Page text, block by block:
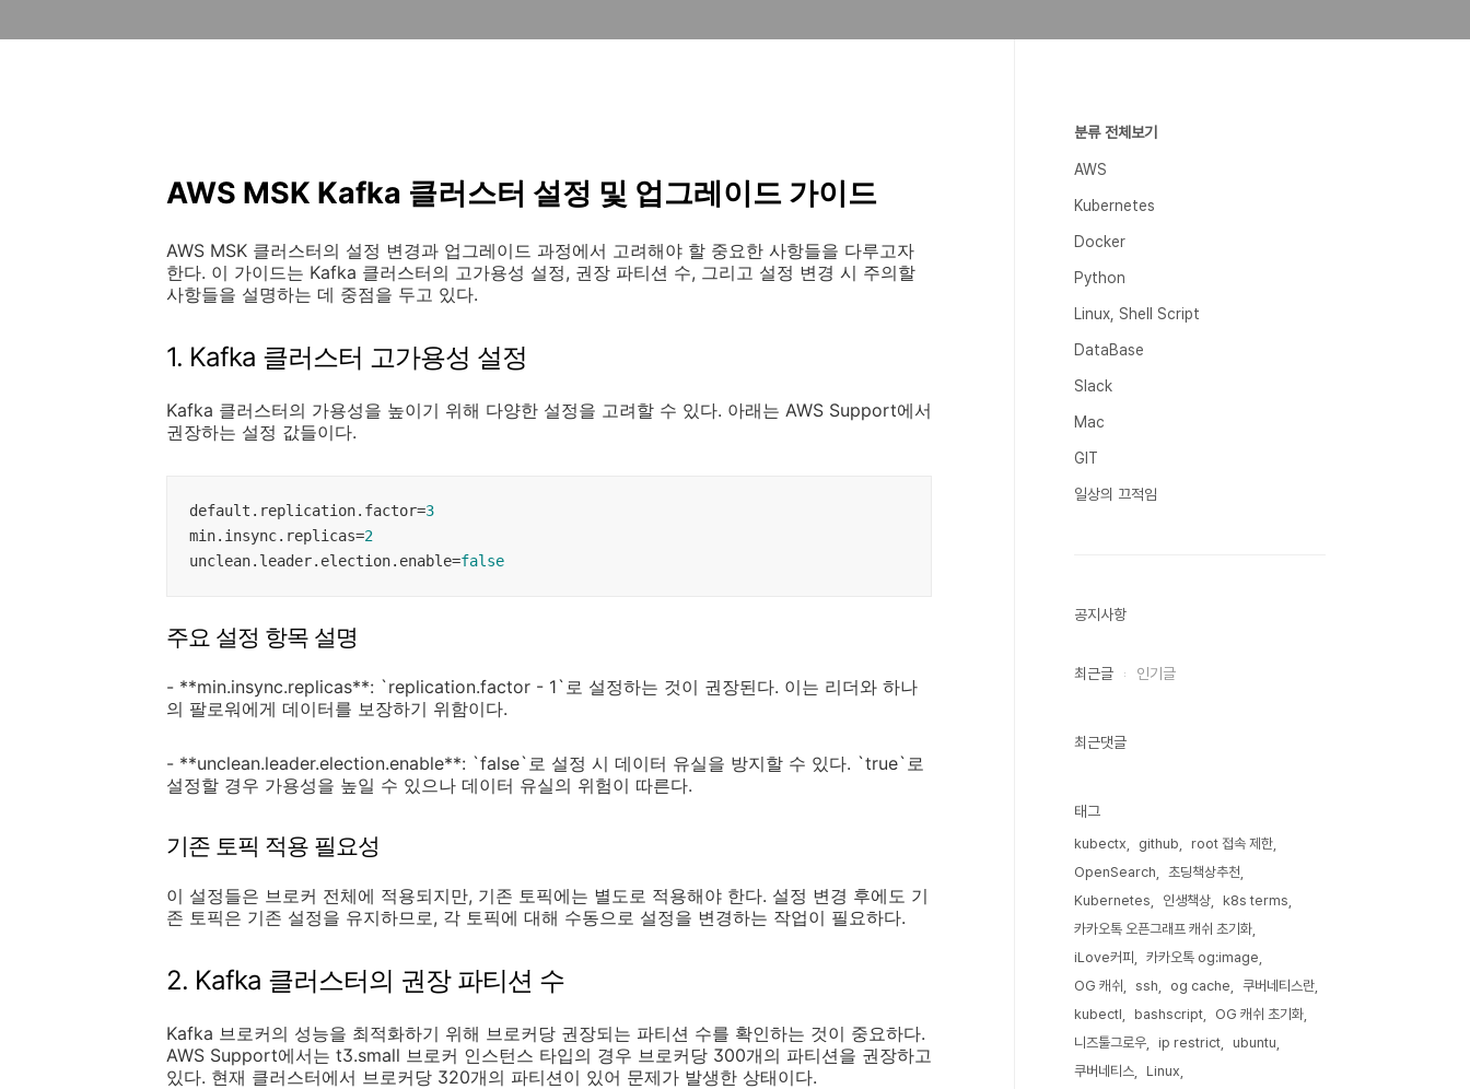
AWS MSK Kafka 클러스터 설정 및 업그레이드 가이드
AWS MSK 클러스터의 설정 변경과 업그레이드 과정에서 고려해야 할 중요한 사항들을 다루고자
한다. 이 가이드는 Kafka 클러스터의 고가용성 설정, 권장 파티션 수, 그리고 설정 변경 시 주의할
사항들을 설명하는 데 중점을 두고 있다.
1. Kafka 클러스터 고가용성 설정
Kafka 클러스터의 가용성을 높이기 위해 다양한 설정을 고려할 수 있다. 아래는 AWS Support에서
권장하는 설정 값들이다.
default.replication.factor=3
min.insync.replicas=2
unclean.leader.election.enable=false
주요 설정 항목 설명
- **min.insync.replicas**: `replication.factor - 1`로 설정하는 것이 권장된다. 이는 리더와 하나
의 팔로워에게 데이터를 보장하기 위함이다.
- **unclean.leader.election.enable**: `false`로 설정 시 데이터 유실을 방지할 수 있다. `true`로
설정할 경우 가용성을 높일 수 있으나 데이터 유실의 위험이 따른다.
기존 토픽 적용 필요성
이 설정들은 브로커 전체에 적용되지만, 기존 토픽에는 별도로 적용해야 한다. 설정 변경 후에도 기
존 토픽은 기존 설정을 유지하므로, 각 토픽에 대해 수동으로 설정을 변경하는 작업이 필요하다.
2. Kafka 클러스터의 권장 파티션 수
Kafka 브로커의 성능을 최적화하기 위해 브로커당 권장되는 파티션 수를 확인하는 것이 중요하다.
AWS Support에서는 t3.small 브로커 인스턴스 타입의 경우 브로커당 300개의 파티션을 권장하고
있다. 현재 클러스터에서 브로커당 320개의 파티션이 있어 문제가 발생한 상태이다.
분류 전체보기
AWS
Kubernetes
Docker
Python
Linux, Shell Script
DataBase
Slack
Mac
GIT
일상의 끄적임
공지사항
최근글 인기글
최근댓글
태그
kubectx github
root 접속 제한
OpenSearch
초딩책상추천
Kubernetes
인생책상
k8s terms
카카오톡 오픈그래프 캐쉬 초기화
iLove커피
카카오톡 og:image
OG 캐쉬
ssh og cache
쿠버네티스란
kubectl
bashscript
OG 캐쉬 초기화
니즈툴그로우
ip restrict
ubuntu
쿠버네티스
Linux